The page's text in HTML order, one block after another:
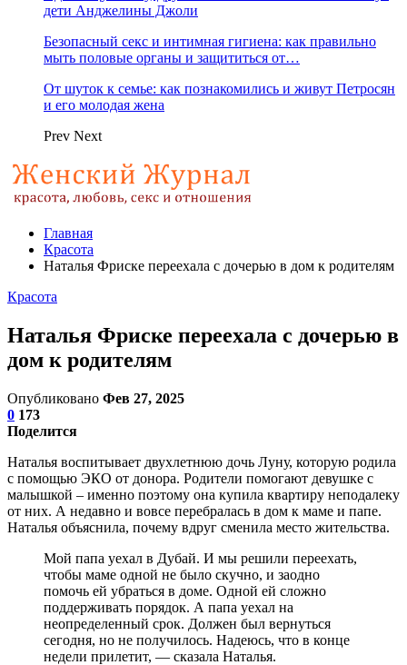
дети Анджелины Джоли
Безопасный секс и интимная гигиена: как правильно
мыть половые органы и защититься от…
От шуток к семье: как познакомились и живут Петросян
и его молодая жена
Prev Next
Главная
Красота
Наталья Фриске переехала с дочерью в дом к родителям
Красота
Наталья Фриске переехала с дочерью в
дом к родителям
Опубликовано Фев 27, 2025
0 173
Поделится
Наталья воспитывает двухлетнюю дочь Луну, которую родила
с помощью ЭКО от донора. Родители помогают девушке с
малышкой – именно поэтому она купила квартиру неподалеку
от них. А недавно и вовсе перебралась в дом к маме и папе.
Наталья объяснила, почему вдруг сменила место жительства.
Мой папа уехал в Дубай. И мы решили переехать,
чтобы маме одной не было скучно, и заодно
помочь ей убраться в доме. Одной ей сложно
поддерживать порядок. А папа уехал на
неопределенный срок. Должен был вернуться
сегодня, но не получилось. Надеюсь, что в конце
недели прилетит, — сказала Наталья.